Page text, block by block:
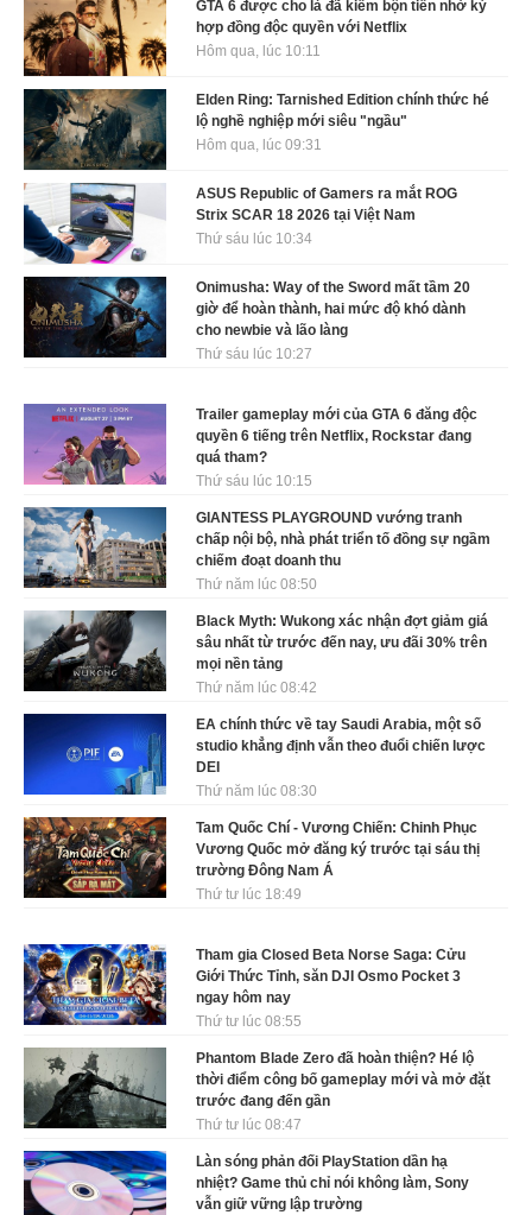
GTA 6 được cho là đã kiếm bộn tiền nhờ ký
hợp đồng độc quyền với Netflix
Hôm qua, lúc 10:11
Elden Ring: Tarnished Edition chính thức hé
lộ nghề nghiệp mới siêu "ngầu"
Hôm qua, lúc 09:31
ASUS Republic of Gamers ra mắt ROG
Strix SCAR 18 2026 tại Việt Nam
Thứ sáu lúc 10:34
Onimusha: Way of the Sword mất tầm 20
giờ để hoàn thành, hai mức độ khó dành
cho newbie và lão làng
Thứ sáu lúc 10:27
Trailer gameplay mới của GTA 6 đăng độc
quyền 6 tiếng trên Netflix, Rockstar đang
quá tham?
Thứ sáu lúc 10:15
GIANTESS PLAYGROUND vướng tranh
chấp nội bộ, nhà phát triển tố đồng sự ngầm
chiếm đoạt doanh thu
Thứ năm lúc 08:50
Black Myth: Wukong xác nhận đợt giảm giá
sâu nhất từ trước đến nay, ưu đãi 30% trên
mọi nền tảng
Thứ năm lúc 08:42
EA chính thức về tay Saudi Arabia, một số
studio khẳng định vẫn theo đuổi chiến lược
DEI
Thứ năm lúc 08:30
Tam Quốc Chí - Vương Chiến: Chinh Phục
Vương Quốc mở đăng ký trước tại sáu thị
trường Đông Nam Á
Thứ tư lúc 18:49
Tham gia Closed Beta Norse Saga: Cửu
Giới Thức Tỉnh, săn DJI Osmo Pocket 3
ngay hôm nay
Thứ tư lúc 08:55
Phantom Blade Zero đã hoàn thiện? Hé lộ
thời điểm công bố gameplay mới và mở đặt
trước đang đến gần
Thứ tư lúc 08:47
Làn sóng phản đối PlayStation dần hạ
nhiệt? Game thủ chỉ nói không làm, Sony
vẫn giữ vững lập trường